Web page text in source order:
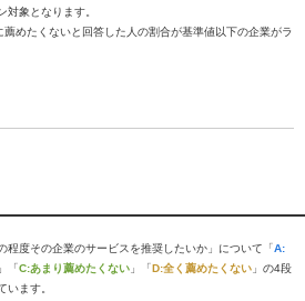
対象となります。
めたくないと回答した人の割合が基準値以下の企業がラ
程度その企業のサービスを推奨したいか」について「A:
」「C:あまり薦めたくない 」「D:全く薦めたくない 」の4段
います。